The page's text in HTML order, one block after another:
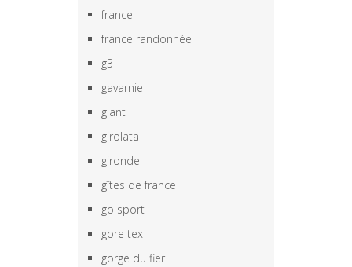
france
france randonnée
g3
gavarnie
giant
girolata
gironde
gîtes de france
go sport
gore tex
gorge du fier